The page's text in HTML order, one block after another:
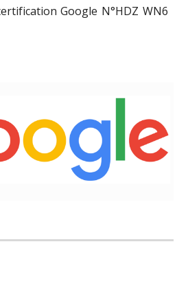
Google N°HDZ WN6